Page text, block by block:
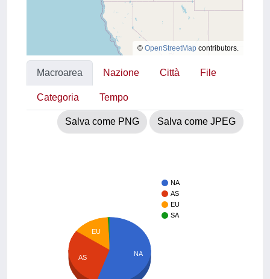
© OpenStreetMap contributors.
Macroarea Nazione Città File
Categoria Tempo
Salva come PNG Salva come JPEG
NA
AS
EU
SA
EU
AS NA